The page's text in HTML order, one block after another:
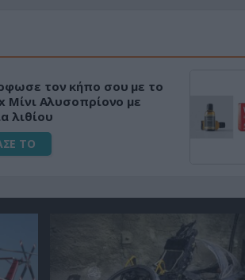
τον κήπο σου με το
Μίνι Αλυσοπρίονο με
λιθίου
ΤΟ